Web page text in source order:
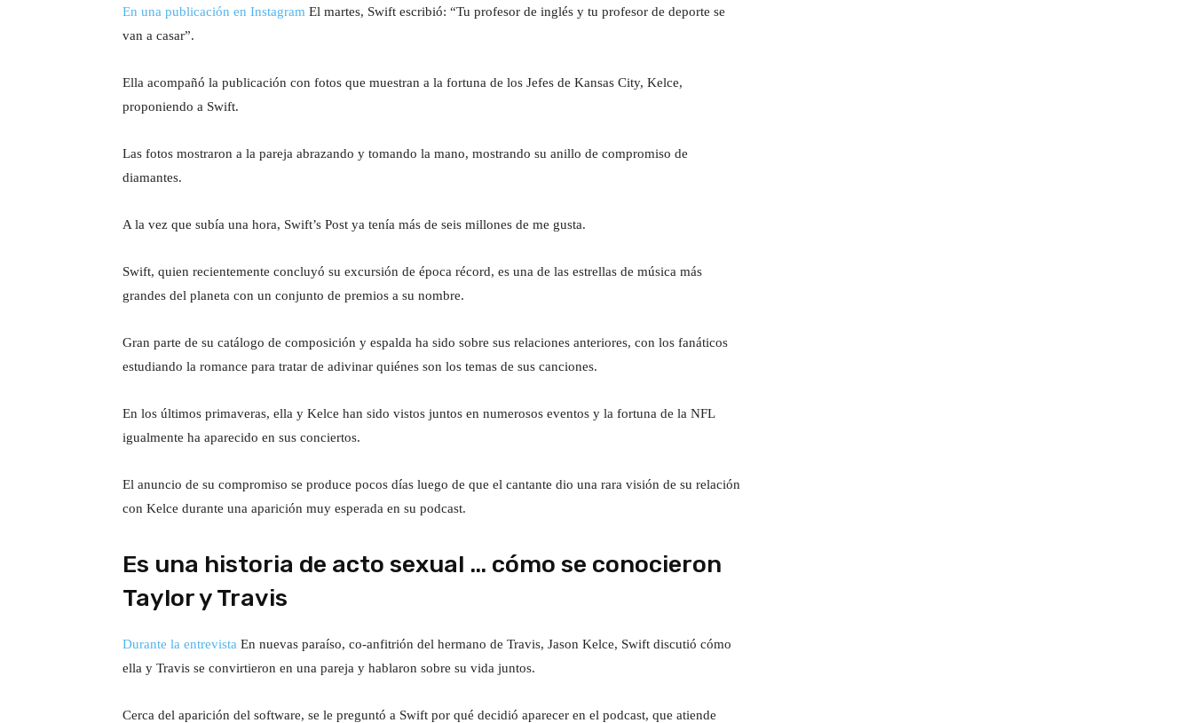
En una publicación en Instagram El martes, Swift escribió: “Tu profesor de inglés y tu profesor de deporte se
van a casar”.
Ella acompañó la publicación con fotos que muestran a la fortuna de los Jefes de Kansas City, Kelce,
proponiendo a Swift.
Las fotos mostraron a la pareja abrazando y tomando la mano, mostrando su anillo de compromiso de
diamantes.
A la vez que subía una hora, Swift’s Post ya tenía más de seis millones de me gusta.
Swift, quien recientemente concluyó su excursión de época récord, es una de las estrellas de música más
grandes del planeta con un conjunto de premios a su nombre.
Gran parte de su catálogo de composición y espalda ha sido sobre sus relaciones anteriores, con los fanáticos
estudiando la romance para tratar de adivinar quiénes son los temas de sus canciones.
En los últimos primaveras, ella y Kelce han sido vistos juntos en numerosos eventos y la fortuna de la NFL
igualmente ha aparecido en sus conciertos.
El anuncio de su compromiso se produce pocos días luego de que el cantante dio una rara visión de su relación
con Kelce durante una aparición muy esperada en su podcast.
Es una historia de acto sexual … cómo se conocieron
Taylor y Travis
Durante la entrevista En nuevas paraíso, co-anfitrión del hermano de Travis, Jason Kelce, Swift discutió cómo
ella y Travis se convirtieron en una pareja y hablaron sobre su vida juntos.
Cerca del aparición del software, se le preguntó a Swift por qué decidió aparecer en el podcast, que atiende